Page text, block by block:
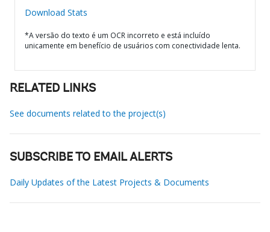
Download Stats
*A versão do texto é um OCR incorreto e está incluído
unicamente em benefício de usuários com conectividade lenta.
RELATED LINKS
See documents related to the project(s)
SUBSCRIBE TO EMAIL ALERTS
Daily Updates of the Latest Projects & Documents